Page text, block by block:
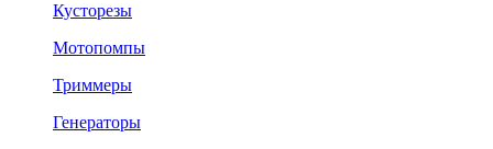
Кусторезы
Мотопомпы
Триммеры
Генераторы